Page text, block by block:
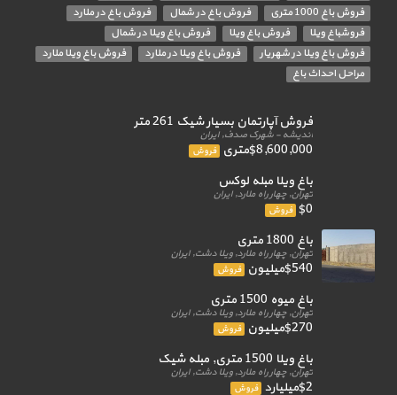
فروش باغ 1000 متری
فروش باغ در شمال
فروش باغ در ملارد
فروشباغ ویلا
فروش باغ ویلا
فروش باغ ویلا در شمال
فروش باغ ویلا در شهریار
فروش باغ ویلا در ملارد
فروش باغ ویلا ملارد
مراحل احداث باغ
فروش آپارتمان بسیار شیک 261 متر
اندیشه - شهرک صدف, ایران
$8,600,000متری فروش
باغ ویلا مبله لوکس
تهران, چهار راه ملارد, ایران
$0 فروش
باغ 1800 متری
تهران, چهار راه ملارد, ویلا دشت, ایران
$540میلیون فروش
باغ میوه 1500 متری
تهران, چهار راه ملارد, ویلا دشت, ایران
$270میلیون فروش
باغ ویلا 1500 متری, مبله شیک
تهران, چهار راه ملارد, ویلا دشت, ایران
$2میلیارد فروش